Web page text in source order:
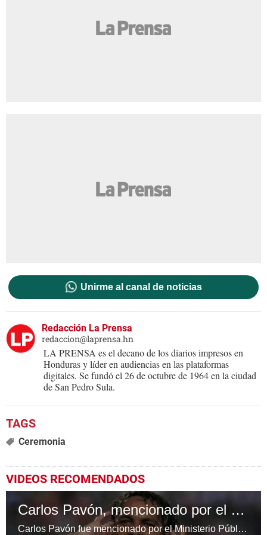
Unirme al canal de noticias
Redacción La Prensa
redaccion@laprensa.hn
LA PRENSA es el decano de los diarios impresos en
Honduras y líder en audiencias en las plataformas
digitales. Se fundó el 26 de octubre de 1964 en la ciudad
de San Pedro Sula.
Ceremonia
VIDEOS RECOMENDADOS
Carlos Pavón, mencionado por el MP en investigación a exalcalde
Carlos Pavón fue mencionado por el Ministerio Público en el boletín sobre la investigación en contra de un exalcalde de La Ceiba, Atlántida.